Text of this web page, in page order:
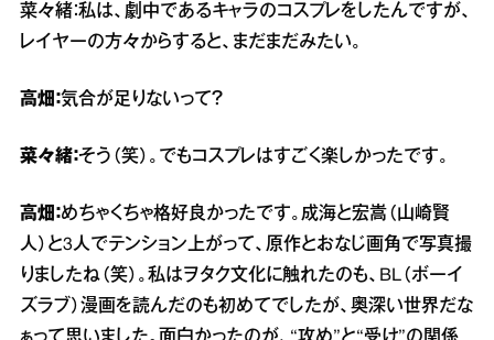
菜々緒：私は、劇中であるキャラのコスプレをしたんですが、
レイヤーの方々からすると、まだまだみたい。
高畑：気合が足りないって？
菜々緒：そう（笑）。でもコスプレはすごく楽しかったです。
高畑：めちゃくちゃ格好良かったです。成海と宏嵩（山崎賢
人）と3人でテンション上がって、原作とおなじ画角で写真撮
りましたね（笑）。私はヲタク文化に触れたのも、BL（ボーイ
ズラブ）漫画を読んだのも初めてでしたが、奥深い世界だな